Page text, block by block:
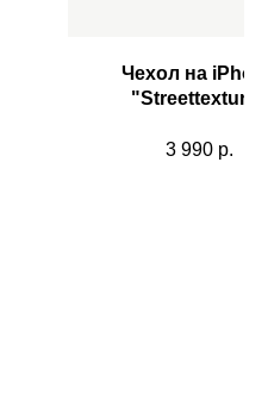
Чехол на
"Streettexture"
3 990 р.